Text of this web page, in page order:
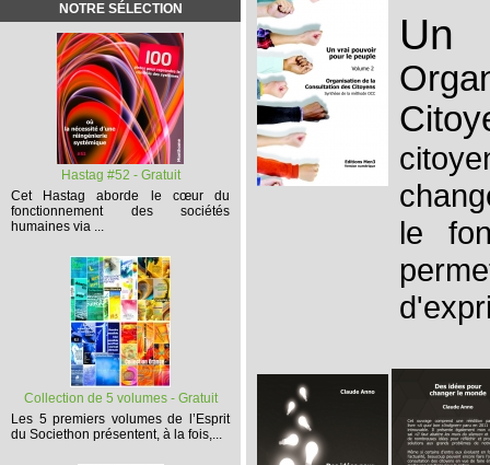
NOTRE SÉLECTION
Hastag #52 - Gratuit
Cet
Hastag aborde le cœur du
fonctionnement des sociétés
humaines via ...
Collection de 5 volumes - Gratuit
Les 5 premiers volumesde l’Esprit
du Societhon présentent, à la fois,...
Un
le